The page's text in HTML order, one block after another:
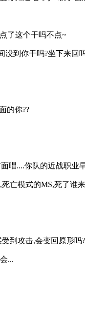
了这个干吗不点~
到你干吗?坐下来回
的你??
唱....你队的近战职业
亡模式的MS,死了谁
到攻击,会变回原形吗?
...